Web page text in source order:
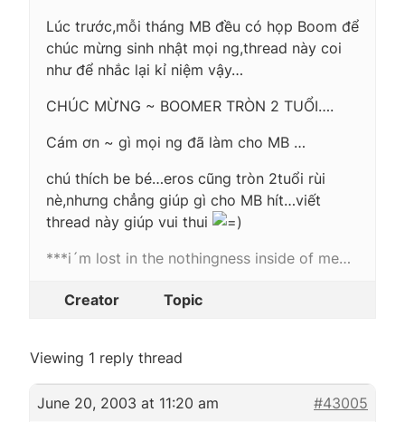
Lúc trước,mỗi tháng MB đều có họp Boom để
chúc mừng sinh nhật mọi ng,thread này coi
như để nhắc lại kỉ niệm vậy…
CHÚC MỪNG ~ BOOMER TRÒN 2 TUỔI….
Cám ơn ~ gì mọi ng đã làm cho MB …
chú thích be bé…eros cũng tròn 2tuổi rùi
nè,nhưng chẳng giúp gì cho MB hít…viết
thread này giúp vui thui
***i´m lost in the nothingness inside of me…
Creator Topic
Viewing 1 reply thread
June 20, 2003 at 11:20 am #43005